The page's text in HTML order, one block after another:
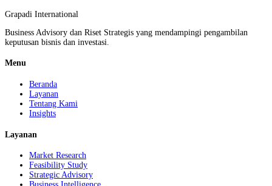
Grapadi International
Business Advisory dan Riset Strategis yang mendampingi pengambilan
keputusan bisnis dan investasi.
Menu
Beranda
Layanan
Tentang Kami
Insights
Layanan
Market Research
Feasibility Study
Strategic Advisory